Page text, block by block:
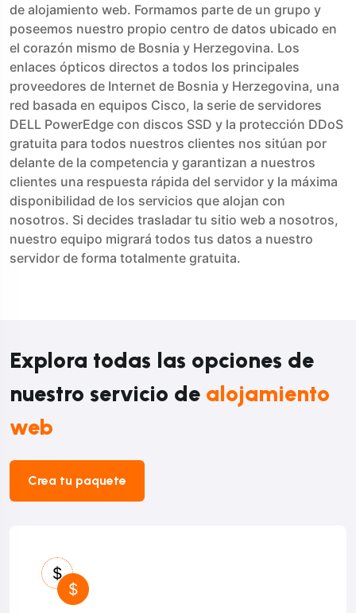
de alojamiento web. Formamos parte de un grupo y
poseemos nuestro propio centro de datos ubicado en
el corazón mismo de Bosnia y Herzegovina. Los
enlaces ópticos directos a todos los principales
proveedores de Internet de Bosnia y Herzegovina, una
red basada en equipos Cisco, la serie de servidores
DELL PowerEdge con discos SSD y la protección DDoS
gratuita para todos nuestros clientes nos sitúan por
delante de la competencia y garantizan a nuestros
clientes una respuesta rápida del servidor y la máxima
disponibilidad de los servicios que alojan con
nosotros. Si decides trasladar tu sitio web a nosotros,
nuestro equipo migrará todos tus datos a nuestro
servidor de forma totalmente gratuita.
Explora todas las opciones de
nuestro servicio de alojamiento
web
Crea tu paquete